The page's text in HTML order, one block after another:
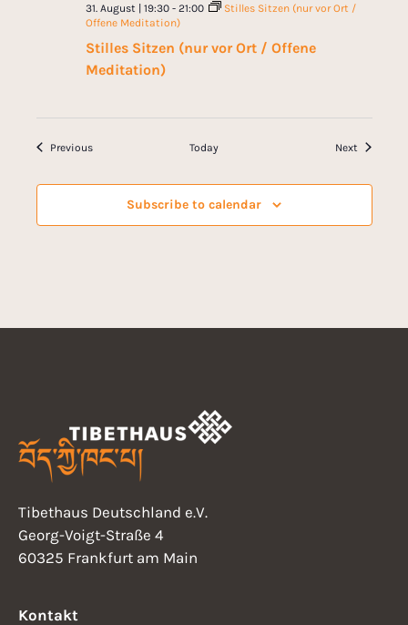
Stilles Sitzen (nur vor Ort / Offene
Meditation)
31. August | 19:30- 21:00
Stilles Sitzen (nur vor Ort /
Offene Meditation)
PreviousEvents Today Next Events
Subscribe to calendar
Tibethaus Deutschland e.V.
Georg-Voigt-Straße 4
60325 Frankfurt am Main
Kontakt